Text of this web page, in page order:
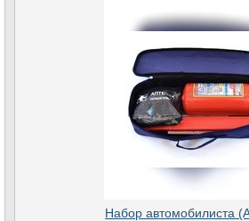
Набор автомобилиста